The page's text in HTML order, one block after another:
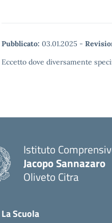
Pubblicato: 03.01.2025 -
Eccetto dove diversamente
Istituto
Jacopo Sannazaro
Oliveto Citra
La Scuola